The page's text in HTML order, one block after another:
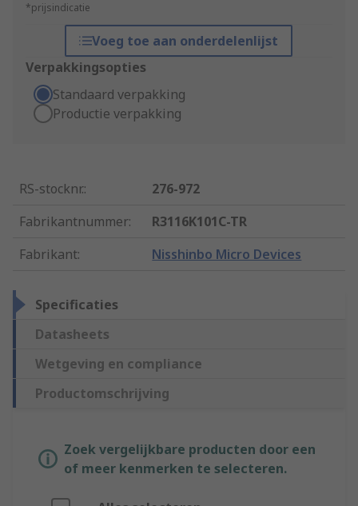
*prijsindicatie
Voeg toe aan onderdelenlijst
Verpakkingsopties
Standaard verpakking
Productie verpakking
RS-stocknr.:
276-972
Fabrikantnummer:
R3116K101C-TR
Fabrikant: Nisshinbo Micro Devices
Specificaties
Datasheets
Wetgeving en compliance
Productomschrijving
Zoek vergelijkbare producten door een
of meer kenmerken te selecteren.